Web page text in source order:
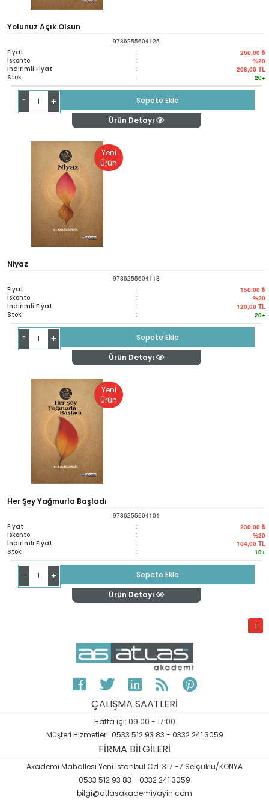
Yolunuz Açık Olsun
9786255604125
Fiyat : 260,00 ₺
İskonto : %20
İndirimli Fiyat : 208,00 TL
Stok : 20+
- +
Sepete Ekle
Ürün Detayı
Yeni
Ürün
Niyaz
9786255604118
Fiyat : 150,00 ₺
İskonto : %20
İndirimli Fiyat : 120,00 TL
Stok : 20+
- +
Sepete Ekle
Ürün Detayı
Yeni
Ürün
Her Şey Yağmurla Başladı
9786255604101
Fiyat : 230,00 ₺
İskonto : %20
İndirimli Fiyat : 184,00 TL
Stok : 10+
- +
Sepete Ekle
Ürün Detayı
1
ÇALIŞMA SAATLERİ
Hafta içi: 09:00 - 17:00
Müşteri Hizmetleri: 0533 512 93 83 - 0332 241 3059
FİRMA BİLGİLERİ
Akademi Mahallesi Yeni İstanbul Cd. 317 -7 Selçuklu/KONYA
0533 512 93 83 - 0332 241 3059
bilgi@atlasakademiyayin.com